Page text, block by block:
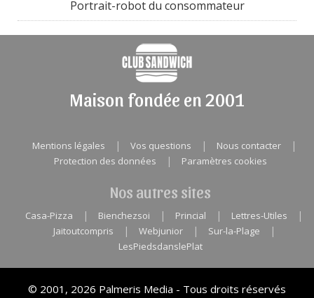
Portrait-robot du consommateur
Maison fondée en 2001
Mentions légales | Vos questions | Nous contacter |
Protection des données | Paramètres cookies
Nos autres sites
Casa-Pizza | Bienchezsoi | Princial | Lettres-Utiles |
Jaitoutcompris | Webjunior | Sur-la-Plage |
LesPiedsdanslePlat
© 2001, 2026 Palmeris Media - Tous droits réservés